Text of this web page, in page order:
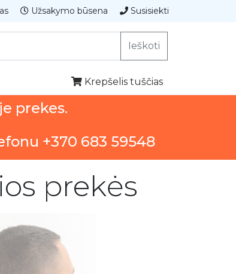
Užsakymo būsena Susisiekti
Ieškoti
Krepšelis tuščias
prekes.
+370 683 59548
prekės